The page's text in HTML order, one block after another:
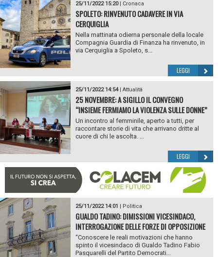
25/11/2022 15:20| Cronaca
SPOLETO: RINVENUTO CADAVERE IN VIA
CERQUIGLIA
Nella mattinata odierna personale della locale
Compagnia Guardia di Finanza ha rinvenuto, in
via Cerquiglia a Spoleto, s...
LEGGI
25/11/2022 14:54| Attualità
25 NOVEMBRE: A SIGILLO IL CONVEGNO
“INSIEME FERMIAMO LA VIOLENZA SULLE DONNE”
Un incontro al femminile, aperto a tutti, per
raccontare storie di vita che arrivano dritte al
cuore di chi le ascolta. ...
LEGGI
25/11/2022 14:01 | Politica
GUALDO TADINO: DIMISSIONI VICESINDACO,
INTERROGAZIONE DELLE FORZE DI OPPOSIZIONE
“Conoscere le reali motivazioni che hanno
spinto il vicesindaco di Gualdo Tadino Fabio
Pasquarelli del Partito Democrati...